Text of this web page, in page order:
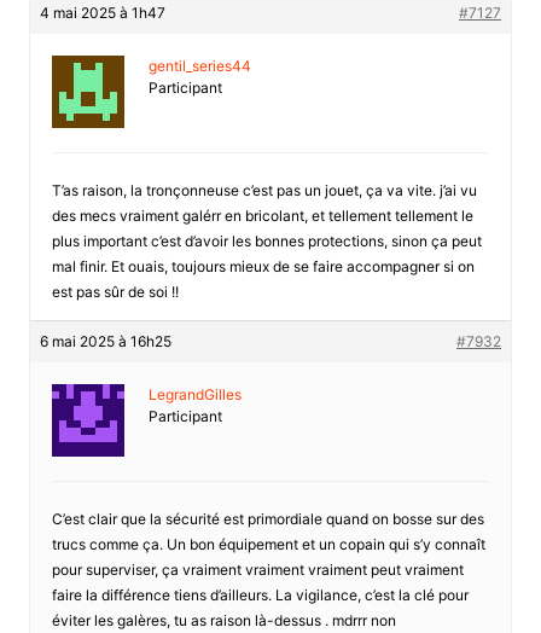
4 mai 2025 à 1h47 #7127
gentil_series44
Participant
T’as raison, la tronçonneuse c’est pas un jouet, ça va vite. j’ai vu
des mecs vraiment galérr en bricolant, et tellement tellement le
plus important c’est d’avoir les bonnes protections, sinon ça peut
mal finir. Et ouais, toujours mieux de se faire accompagner si on
est pas sûr de soi !!
6 mai 2025 à 16h25 #7932
LegrandGilles
Participant
C’est clair que la sécurité est primordiale quand on bosse sur des
trucs comme ça. Un bon équipement et un copain qui s’y connaît
pour superviser, ça vraiment vraiment vraiment peut vraiment
faire la différence tiens d’ailleurs. La vigilance, c’est la clé pour
éviter les galères, tu as raison là-dessus . mdrrr non